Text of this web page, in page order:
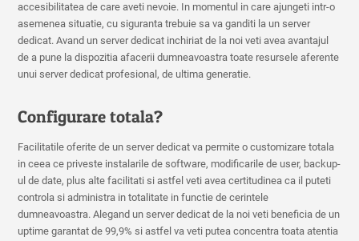
accesibilitatea de care aveti nevoie. In momentul in care ajungeti intr-o
asemenea situatie, cu siguranta trebuie sa va ganditi la un server
dedicat. Avand un server dedicat inchiriat de la noi veti avea avantajul
de a pune la dispozitia afacerii dumneavoastra toate resursele aferente
unui server dedicat profesional, de ultima generatie.
Configurare totala?
Facilitatile oferite de un server dedicat va permite o customizare totala
in ceea ce priveste instalarile de software, modificarile de user, backup-
ul de date, plus alte facilitati si astfel veti avea certitudinea ca il puteti
controla si administra in totalitate in functie de cerintele
dumneavoastra. Alegand un server dedicat de la noi veti beneficia de un
uptime garantat de 99,9% si astfel va veti putea concentra toata atentia